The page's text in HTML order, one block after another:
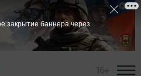
закрытие баннера через